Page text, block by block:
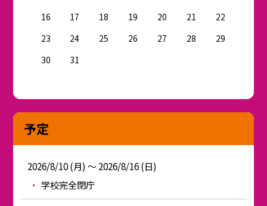
16
17 18 19 20 21
22
23
24 25 26 27 28
29
30
31
予定
2026/8/10 (月) ～ 2026/8/16 (日)
学校完全閉庁